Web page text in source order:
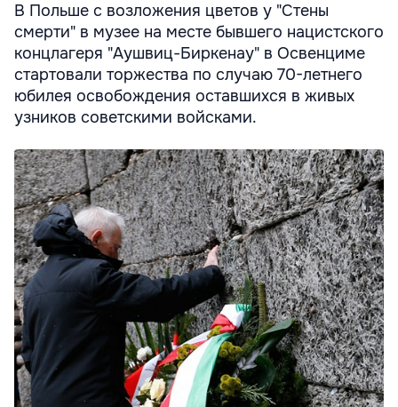
В Польше с возложения цветов у "Стены
смерти" в музее на месте бывшего нацистского
концлагеря "Аушвиц-Биркенау" в Освенциме
стартовали торжества по случаю 70-летнего
юбилея освобождения оставшихся в живых
узников советскими войсками.